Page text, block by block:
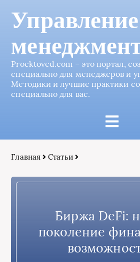
Proektoved.com – это портал,
специально для менеджеров и
Методики и лучшие практики
специально для вас.
Главная Статьи
Биржа DeFi:
поколение